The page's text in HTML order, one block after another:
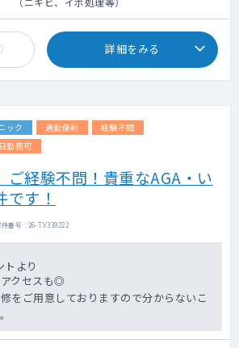
詳細をみる
ック 通勤便利
経験不問
勤務可
ご経験不問！貴重なAGA・い
です！
番号 : 26-TV339222
より
クセスも◎
をご用意しておりますので分からないこ